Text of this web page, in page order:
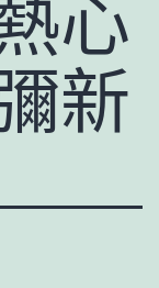
心
新